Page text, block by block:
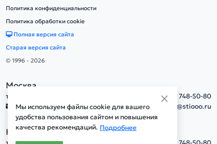
Мы используем файлы cookie для вашего
удобства пользования сайтом и повышения
качества рекомендаций. Подробнее
Политика конфиденциальности
Политика обработки cookie
Полная версия сайта
Старая версия сайта
© 1996 - 2026
Москва
тел.
+7(495) 748-50-80
info@stiooo.ru
Новосибирск